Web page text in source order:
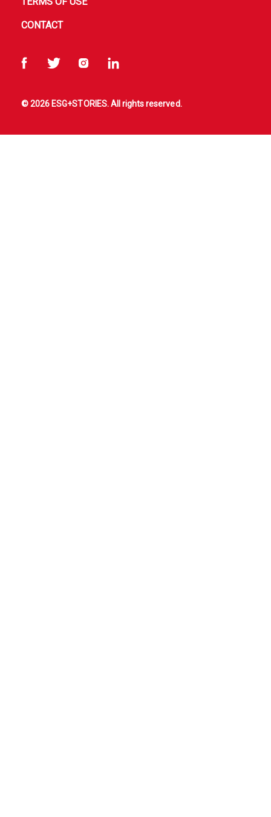
CONTACT
© 2026 ESG+STORIES. All rights reserved.